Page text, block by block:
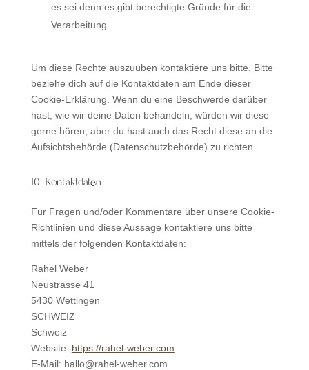
es sei denn es gibt berechtigte Gründe für die
Verarbeitung.
Um diese Rechte auszuüben kontaktiere uns bitte. Bitte
beziehe dich auf die Kontaktdaten am Ende dieser
Cookie-Erklärung. Wenn du eine Beschwerde darüber
hast, wie wir deine Daten behandeln, würden wir diese
gerne hören, aber du hast auch das Recht diese an die
Aufsichtsbehörde (Datenschutzbehörde) zu richten.
10. Kontaktdaten
Für Fragen und/oder Kommentare über unsere Cookie-
Richtlinien und diese Aussage kontaktiere uns bitte
mittels der folgenden Kontaktdaten:
Rahel Weber
Neustrasse 41
5430 Wettingen
SCHWEIZ
Schweiz
Website: https://rahel-weber.com
E-Mail: hallo@rahel-weber.com